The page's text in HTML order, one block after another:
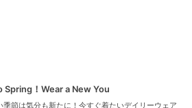
Spring！Wear a New You
季節は気分も新たに！今すぐ着たいデイリーウェア